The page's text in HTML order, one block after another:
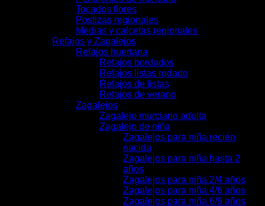
Tocados flores
Postizas regionales
Medias y calcetas regionales
Refajos y Zagalejos
Refajos huertana
Refajos bordados
Refajos listas rodado
Refajos de listas
Refajos de verano
Zagalejos
Zagalejo murciano adulta
Zagalejo de niña
Zagalejos para niña recién
nacida
Zagalejos para niña hasta 2
años
Zagalejos para niña 2/4 años
Zagalejos para niña 4/6 años
Zagalejos para niña 6/9 años